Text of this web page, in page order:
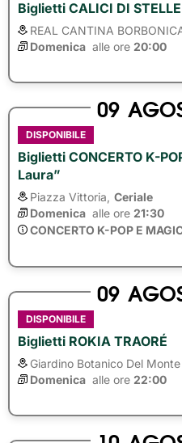
Biglietti CALICI DI STELLE
REAL CANTINA
Domenica alle ore 20:00
09
DISPONIBILE
Biglietti CONCERTO K-
Laura”
Piazza Vittoria, Ceriale
Domenica alle ore 21:30
CONCERTO K-POP E
09
DISPONIBILE
Biglietti ROKIA TRAORÉ
Giardino Botanico Del Monte
Domenica alle ore 22:00